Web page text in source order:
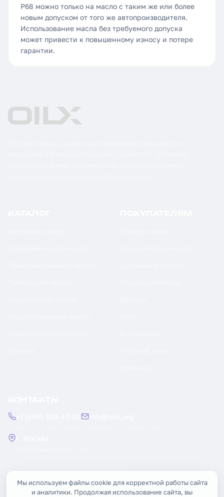
P68 можно только на масло с таким же или более
новым допуском от того же автопроизводителя.
Использование масла без требуемого допуска
может привести к повышенному износу и потере
гарантии.
Мы используем файлы cookie для корректной работы сайта
и аналитики. Продолжая использование сайта, вы